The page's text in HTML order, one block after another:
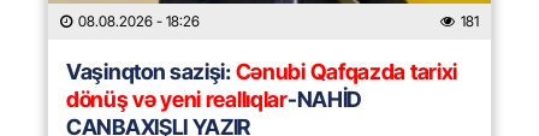
08.08.2026 - 18:26 181
Vaşinqton sazişi:Cənubi Qafqazda tarixi
dönüş və yeni reallıqlar-NAHİD
CANBAXIŞLI YAZIR